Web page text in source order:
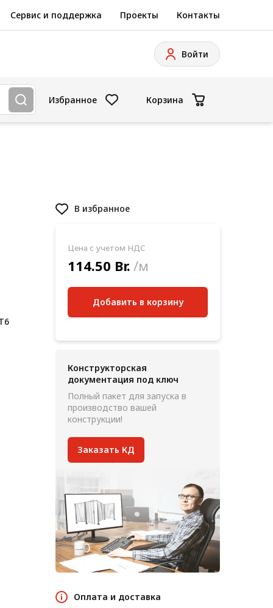
Сервис и поддержка Проекты Контакты
Войти
Избранное Корзина
В избранное
Цена с учетом НДС
114.50 Br. /м
Добавить в корзину
Конструкторская
документация под ключ
Полный пакет для запуска в
производство вашей
конструкции!
Заказать КД
Оплата и доставка